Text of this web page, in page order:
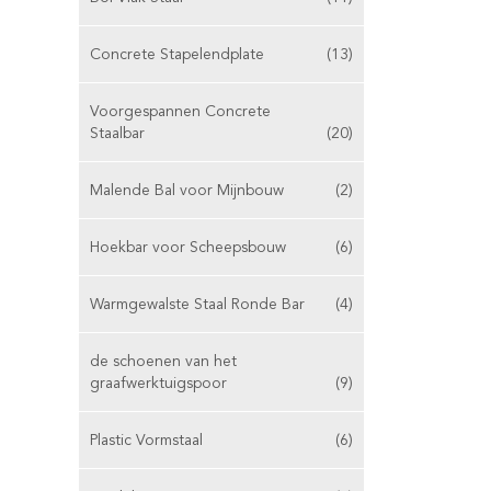
Concrete Stapelendplate (13)
Voorgespannen Concrete
Staalbar
(20)
Malende Bal voor Mijnbouw (2)
Hoekbar voor Scheepsbouw (6)
Warmgewalste Staal Ronde Bar (4)
de schoenen van het
graafwerktuigspoor
(9)
Plastic Vormstaal (6)